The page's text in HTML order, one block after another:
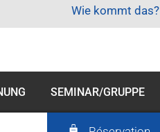
Wie kommt das?
SEMINAR/GRUPPE